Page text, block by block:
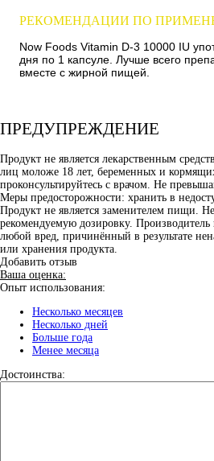
РЕКОМЕНДАЦИИ ПО
Now Foods Vitamin D-3 10000 IU
дня по 1 капсуле. Лучше всего
вместе с жирной пищей.
ПРЕДУПРЕЖДЕНИЕ
Продукт не является лекарственным
лиц моложе 18 лет, беременных и
проконсультируйтесь с врачом. Не
Меры предосторожности: хранить в
Продукт не является заменителем пищи.
рекомендуемую дозировку. Производитель
любой вред, причинённый в результате
или хранения продукта.
Добавить отзыв
Ваша оценка:
Опыт использования:
Несколько месяцев
Несколько дней
Больше года
Менее месяца
Достоинства: